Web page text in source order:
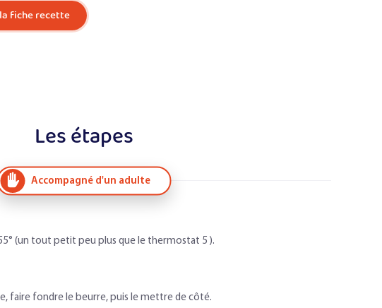
fiche recette
Les étapes
Accompagné d'un adulte
(un tout petit peu plus que le thermostat 5 ).
faire fondre le beurre, puis le mettre de côté.